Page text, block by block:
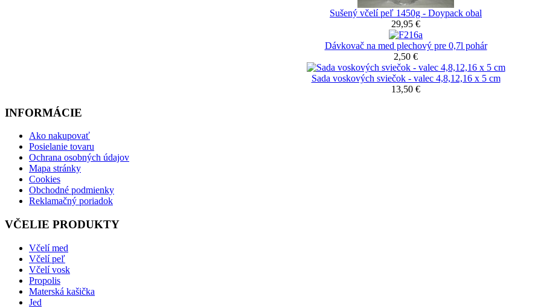
Sušený včelí peľ 1450g - Doypack obal
29,95 €
Dávkovač na med plechový pre 0,7l pohár
2,50 €
Sada voskových sviečok - valec 4,8,12,16 x 5 cm
13,50 €
INFORMÁCIE
Ako nakupovať
Posielanie tovaru
Ochrana osobných údajov
Mapa stránky
Cookies
Obchodné podmienky
Reklamačný poriadok
VČELIE PRODUKTY
Včelí med
Včelí peľ
Včelí vosk
Propolis
Materská kašička
Jed